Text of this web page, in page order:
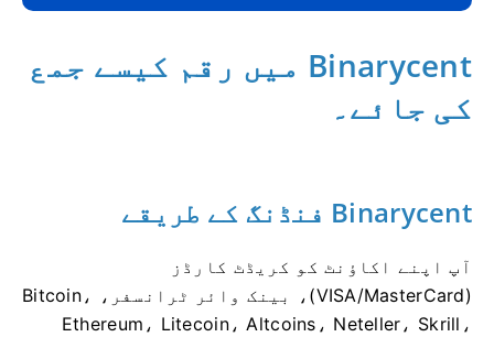
Binarycent میں رقم کیسے جمع
کی جائے۔
Binarycent فنڈنگ ​​کے طریقے
آپ اپنے اکاؤنٹ کو کریڈٹ کارڈز
(VISA/MasterCard)، بینک وائر ٹرانسفر، Bitcoin،
Ethereum، Litecoin، Altcoins، Neteller، Skrill،